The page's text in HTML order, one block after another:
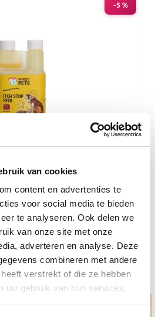
van cookies
content en advertenties te
voor social media te bieden
te analyseren. Ook delen we
van onze site met onze
adverteren en analyse. Deze
combineren met andere
verstrekt of die ze hebben
uw gebruik van hun services.
-5 %
star
rating
Itch Stop Feed 250ml
1 beschikbaar
€ 16,91